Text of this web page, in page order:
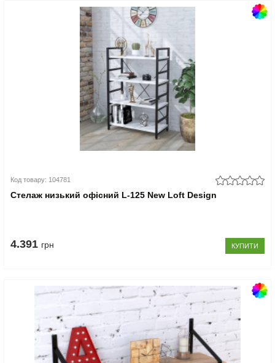
Код товару: 104781
Стелаж низький офісний L-125 New Loft Design
4.391 грн КУПИТИ